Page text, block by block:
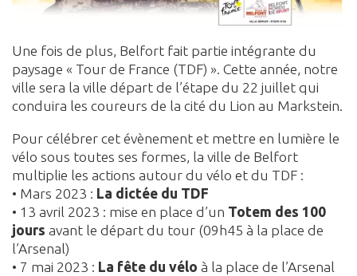
Une fois de plus, Belfort fait partie intégrante du
paysage « Tour de France (TDF) ». Cette année, notre
ville sera la ville départ de l’étape du 22 juillet qui
conduira les coureurs de la cité du Lion au Markstein.
Pour célébrer cet évènement et mettre en lumière le
vélo sous toutes ses formes, la ville de Belfort
multiplie les actions autour du vélo et du TDF :
• Mars 2023 : La dictée du TDF
• 13 avril 2023 : mise en place d’un Totem des 100
jours avant le départ du tour (09h45 à la place de
l’Arsenal)
• 7 mai 2023 : La fête du vélo à la place de l’Arsenal